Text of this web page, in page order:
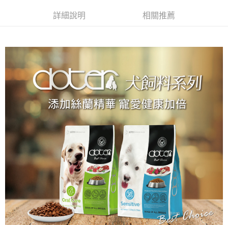
【繳款方式說明】
帳／街口支付／iPASS MONEY」等通路繳費。
【注意事項】
1.本服務係由「台灣大哥大股份有限公司」（以下簡稱本公司）所提供，讓
用戶於交易時，得透過本服務購買商品或服務，並由商店將買賣／分期付款
買賣價金債權讓與本公司後，依約使用本公司帳單繳交帳款。
2.基於同意付款使用「大哥付你分期」之契約關係目的，商店將以您的個人
資料（包含姓名、電話或地址）提供予台灣大哥大進項蒐集、處理及利用，
由本公司與您本人進行分期帳單所需資料之確認、核對及更正。
3.完整用戶服務條款，請詳閱以下連結：
https://oppay.tw/userRule
３．安心：先確認商品／服務後，再付款。
結帳頁面，進行簡訊認證並確認金額後，即可完成結帳。
３．收到繳費通知簡訊後14天內，點擊此簡訊中的連結，可透過四大超商／
ATM／網路銀行／等多元方式進行付款，方視為交易完成。
※ 請注意：結帳手續完成當下不需立刻繳費，但若您需要取消訂單，請聯絡
購買商品的店家。未經商家同意取消之訂單仍視為有效，需透過AFTEE先享
後付繳納相關費用。
※ 交易是否成功請以「AFTEE先享後付 」之結帳頁面顯示為準，若有關於
是否繳費成功／繳費後需取消欲退款等相關疑問，請聯繫「AFTEE先享後付
客戶支援中心」 https://netprotections.freshdesk.com/support/home
【注意事項】
１．透過由恩沛科技股份有限公司提供之「AFTEE先享後付」服務完成之交
易，需依本服務之必要範圍內提供個人資料，並將交易相關給付款項請求債
權轉讓予恩沛科技股份有限公司。
２．關於個人資料處理事宜，請瀏覽以下網址：
https://aftee.tw/terms/#terms3
３．未成年的使用者請事先徵得法定代理人或監護人之同意方可使用
「AFTEE先享後付」，若未經同意申辦者引起之損失，本公司不負相關責
任。
詳細說明 相關推薦